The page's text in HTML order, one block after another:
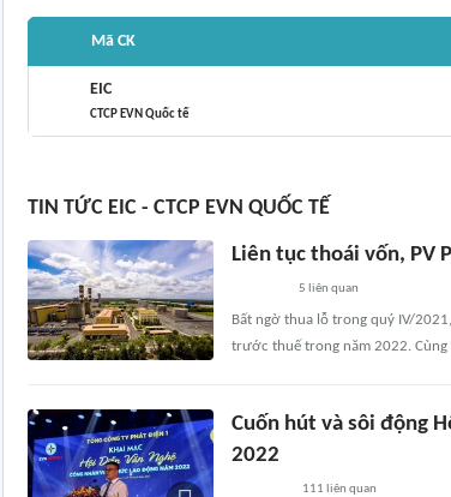
Mã CK
EIC
CTCP EVN Quốc tế
TIN TỨC EIC - CTCP EVN QUỐC TẾ
Liên tục thoái vốn, PV
5 liên quan
Bất ngờ thua lỗ trong quý IV/
trước thuế trong năm 2022.
Cuốn hút và sôi động
2022
111 liên quan